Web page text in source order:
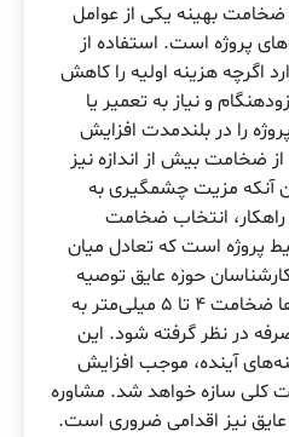
ضخامت بهینه یکی از عوامل
پروژه است. استفاده از
اگرچه هزینه اولیه را کاهش
و نیاز به تعمیر یا
را در بلندمدت افزایش
ضخامت بیش از اندازه نیز
آنکه مزیت چشمگیری به
انتخاب ضخامت
پروژه است که تعادل میان
حوزه عایق توصیه
می‌کنند که در بیشتر پروژه‌ها ضخامت ۴ تا ۵ میلی‌متر به
در نظر گرفته شود. این
آینده، موجب افزایش
کلی سازه خواهد شد. مشاوره
نیز اقدامی ضروری است.